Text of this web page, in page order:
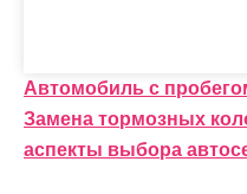
Н
а
Автомобиль с
Замена тормозных
аспекты выбора